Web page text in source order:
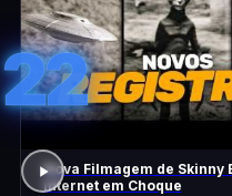
22
Nova Filmagem de Skinny
Internet em Choque